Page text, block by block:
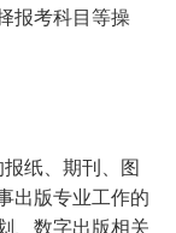
报考科目等操
纸、期刊、图
出版专业工作的
、数字出版相关